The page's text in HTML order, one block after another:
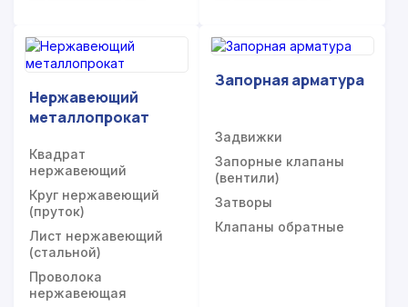
Нержавеющий
металлопрокат
Квадрат
нержавеющий
Круг нержавеющий
(пруток)
Лист нержавеющий
(стальной)
Проволока
нержавеющая
Запорная арматура
Задвижки
Запорные клапаны
(вентили)
Затворы
Клапаны обратные